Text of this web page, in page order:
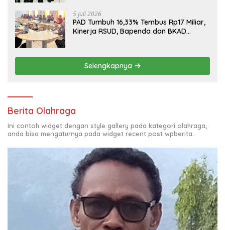
5 Juli 2026
PAD Tumbuh 16,33% Tembus Rp17 Miliar,
Kinerja RSUD, Bapenda dan BKAD
Selengkapnya
Berita Olahraga
Ini contoh widget dengan style gallery pada kategori olahraga,
anda bisa mengaturnya pada widget recent post wpberita.